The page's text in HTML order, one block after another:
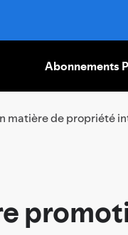
Abonnements
matière de propriété